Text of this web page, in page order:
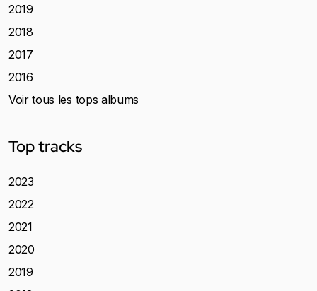
2019
2018
2017
2016
Voir tous les tops albums
Top tracks
2023
2022
2021
2020
2019